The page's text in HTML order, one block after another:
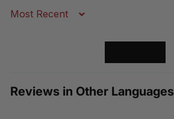
Sort by
Reviews in Other Languages